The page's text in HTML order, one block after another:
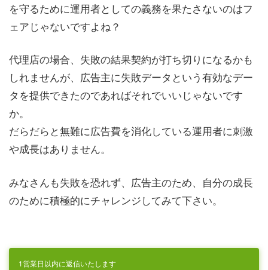
を守るために運用者としての義務を果たさないのはフ
ェアじゃないですよね？
代理店の場合、失敗の結果契約が打ち切りになるかも
しれませんが、広告主に失敗データという有効なデー
タを提供できたのであればそれでいいじゃないです
か。
だらだらと無難に広告費を消化している運用者に刺激
や成長はありません。
みなさんも失敗を恐れず、広告主のため、自分の成長
のために積極的にチャレンジしてみて下さい。
1営業日以内に返信いたします